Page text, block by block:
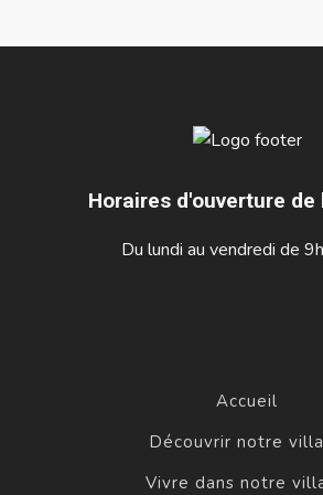
Horaires d'ouverture de
Du lundi au vendredi de
Accueil
Découvrir notre
Vivre dans notre